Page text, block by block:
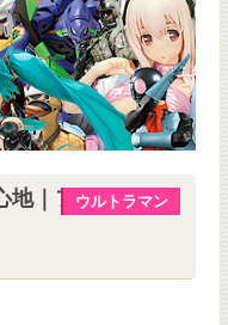
｜フ
ウルトラマン